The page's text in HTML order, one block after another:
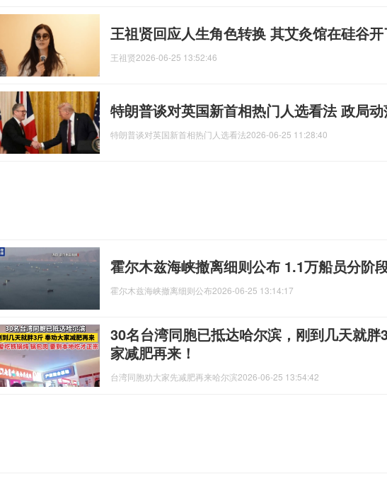
王祖贤回应人生角色转换 其艾灸馆在硅谷
王祖贤2026-06-25 13:52:46
特朗普谈对英国新首相热门人选看法 政局
特朗普谈对英国新首相热门人选看法2026-06-25 11:28:40
霍尔木兹海峡撤离细则公布 1.1万船员分阶
霍尔木兹海峡撤离细则公布2026-06-25 13:14:17
30名台湾同胞已抵达哈尔滨，刚到几天就胖
家减肥再来！
台湾同胞劝大家先减肥再来哈尔滨2026-06-25 13:54:42